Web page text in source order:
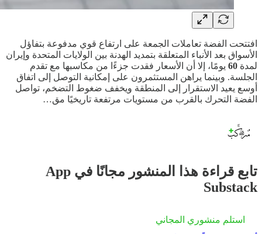
افتتحت الفضة تعاملات الجمعة على ارتفاع قوي مدفوعة بتفاؤل
الأسواق بعد الأنباء المتعلقة بتمديد الهدنة بين الولايات المتحدة وإيران
لمدة 60 يومًا، إلا أن الأسعار فقدت جزءًا من مكاسبها مع تقدم
الجلسة. وبينما يراهن المستثمرون على إمكانية التوصل إلى اتفاق
أوسع يعيد الاستقرار إلى المنطقة ويخفف ضغوط التضخم، تواصل
الفضة التحرك بالقرب من مستويات مرتفعة تاريخيًا مق…
تابع قراءة هذا المنشور مجانًا في App
Substack
استلم منشوري المجاني